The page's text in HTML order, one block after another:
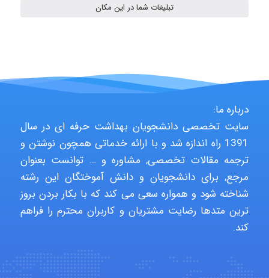
ABOALFZAL ZAREI
Hasan haghparast
shbnm72
Minoo1375
تبلیغات شما در این مکان
درباره ما:
سایت تخصصی دانشجویان بهداشت حرفه ای در سال
1391 راه اندازه شد و با ارائه خدماتی همچون نوشتن و
ترجمه مقالات تخصصی, مشاوره و … توانست بعنوان
مرجع, برای دانشجویان و دانش آموختگان این رشته
شناخته شود و همواره سعی می کند که با بکار بردن بروز
ترین متدها رضایت مشتریان و کاربران محترم را فراهم
کند.